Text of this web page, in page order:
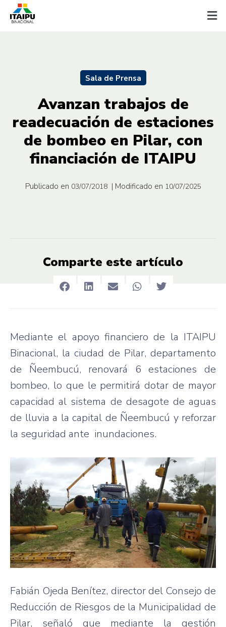
Sala de Prensa
Avanzan trabajos de
readecuación de estaciones
de bombeo en Pilar, con
financiación de ITAIPU
Publicado en 03/07/2018 | Modificado en 10/07/2025
Comparte este artículo
Mediante el apoyo financiero de la ITAIPU
Binacional, la ciudad de Pilar, departamento
de Ñeembucú, renovará 6 estaciones de
bombeo, lo que le permitirá dotar de mayor
capacidad al sistema de desagote de aguas
de lluvia a la capital de Ñeembucú y reforzar
la seguridad ante inundaciones.
Fabián Ojeda Benítez, director del Consejo de
Reducción de Riesgos de la Municipalidad de
Pilar, señaló que mediante la gestión